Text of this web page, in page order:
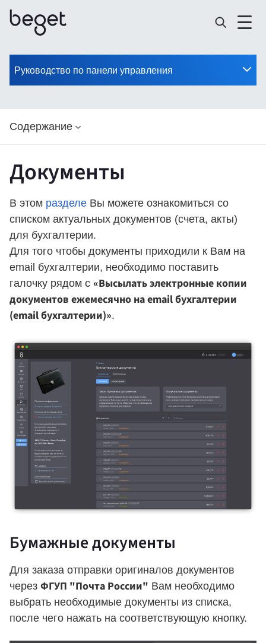
Руководство по панели управления
Содержание
Документы
В этом разделе Вы можете ознакомиться со
списком актуальных документов (счета, акты)
для бухгалтерии.
Для того чтобы документы приходили к Вам на
email бухгалтерии, необходимо поставить
галочку рядом с «Высылать электронные копии
документов ежемесячно на email бухгалтерии
(email бухгалтерии)».
Бумажные документы
Для заказа отправки оригиналов документов
через ФГУП "Почта России" Вам необходимо
выбрать необходимые документы из списка,
после чего нажать на соответствующую кнопку.